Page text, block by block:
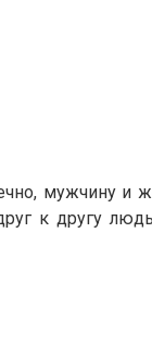
мужчину и
к другу